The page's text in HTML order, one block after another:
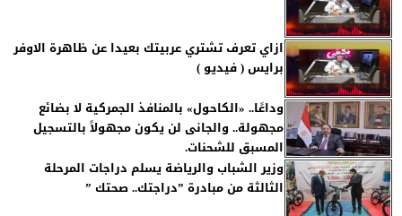
ازاي تعرف تشتري عربيتك بعيدا عن ظاهرة الاوفر
برايس ( فيديو )
وداعًا.. «الكاحول» بالمنافذ الجمركية لا بضائع
مجهولة.. والجانى لن يكون مجهولاً بالتسجيل
المسبق للشحنات.
وزير الشباب والرياضة يسلم دراجات المرحلة
الثالثة من مبادرة ”دراجتك.. صحتك ”